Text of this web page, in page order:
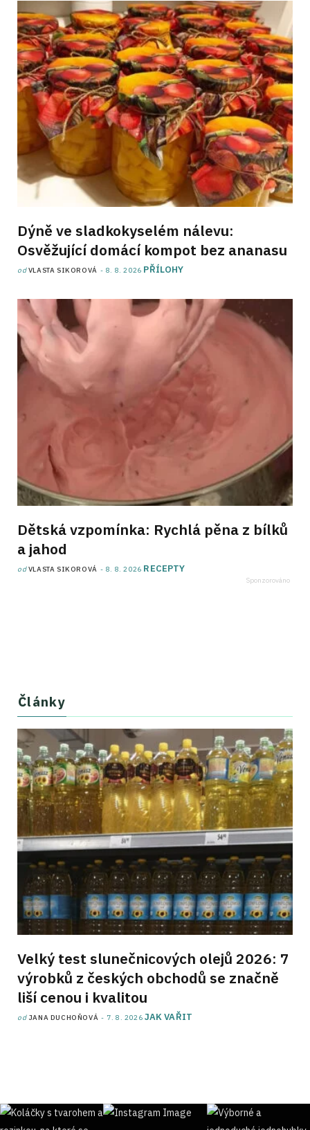
Dýně ve sladkokyselém nálevu:
Osvěžující domácí kompot bez ananasu
odVLASTA SIKOROVÁ 8. 8. 2026 PŘÍLOHY
Dětská vzpomínka: Rychlá pěna z bílků
a jahod
odVLASTA SIKOROVÁ 8. 8. 2026 RECEPTY
Články
Velký test slunečnicových olejů 2026: 7
výrobků z českých obchodů se značně
liší cenou i kvalitou
od JANA DUCHOŇOVÁ 7. 8. 2026 JAK VAŘIT